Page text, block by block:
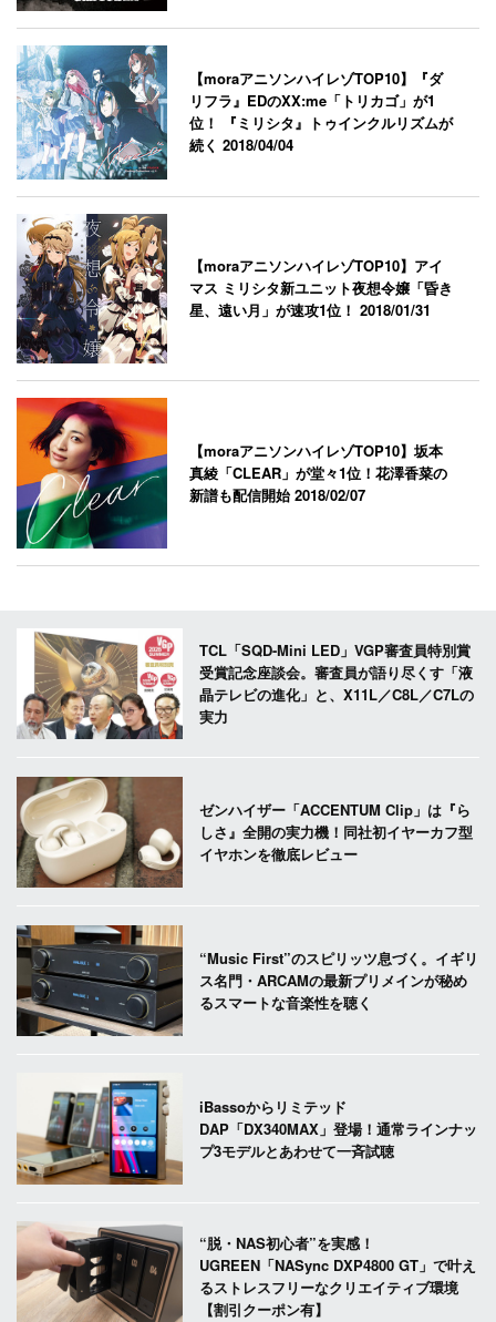
【moraアニソンハイレゾTOP10】『ダ
リフラ』EDのXX:me「トリカゴ」が1
位！ 『ミリシタ』トゥインクルリズムが
続く2018/04/04
【moraアニソンハイレゾTOP10】アイ
マス ミリシタ新ユニット夜想令嬢「昏き
星、遠い月」が速攻1位！2018/01/31
【moraアニソンハイレゾTOP10】坂本
真綾「CLEAR」が堂々1位！花澤香菜の
新譜も配信開始2018/02/07
TCL「SQD-Mini LED」VGP審査員特別賞
受賞記念座談会。審査員が語り尽くす「液
晶テレビの進化」と、X11L／C8L／C7Lの
実力
ゼンハイザー「ACCENTUM Clip」は『ら
しさ』全開の実力機！同社初イヤーカフ型
イヤホンを徹底レビュー
“Music First”のスピリッツ息づく。イギリ
ス名門・ARCAMの最新プリメインが秘め
るスマートな音楽性を聴く
iBassoからリミテッド
DAP「DX340MAX」登場！通常ラインナッ
プ3モデルとあわせて一斉試聴
“脱・NAS初心者”を実感！
UGREEN「NASync DXP4800 GT」で叶え
るストレスフリーなクリエイティブ環境
【割引クーポン有】